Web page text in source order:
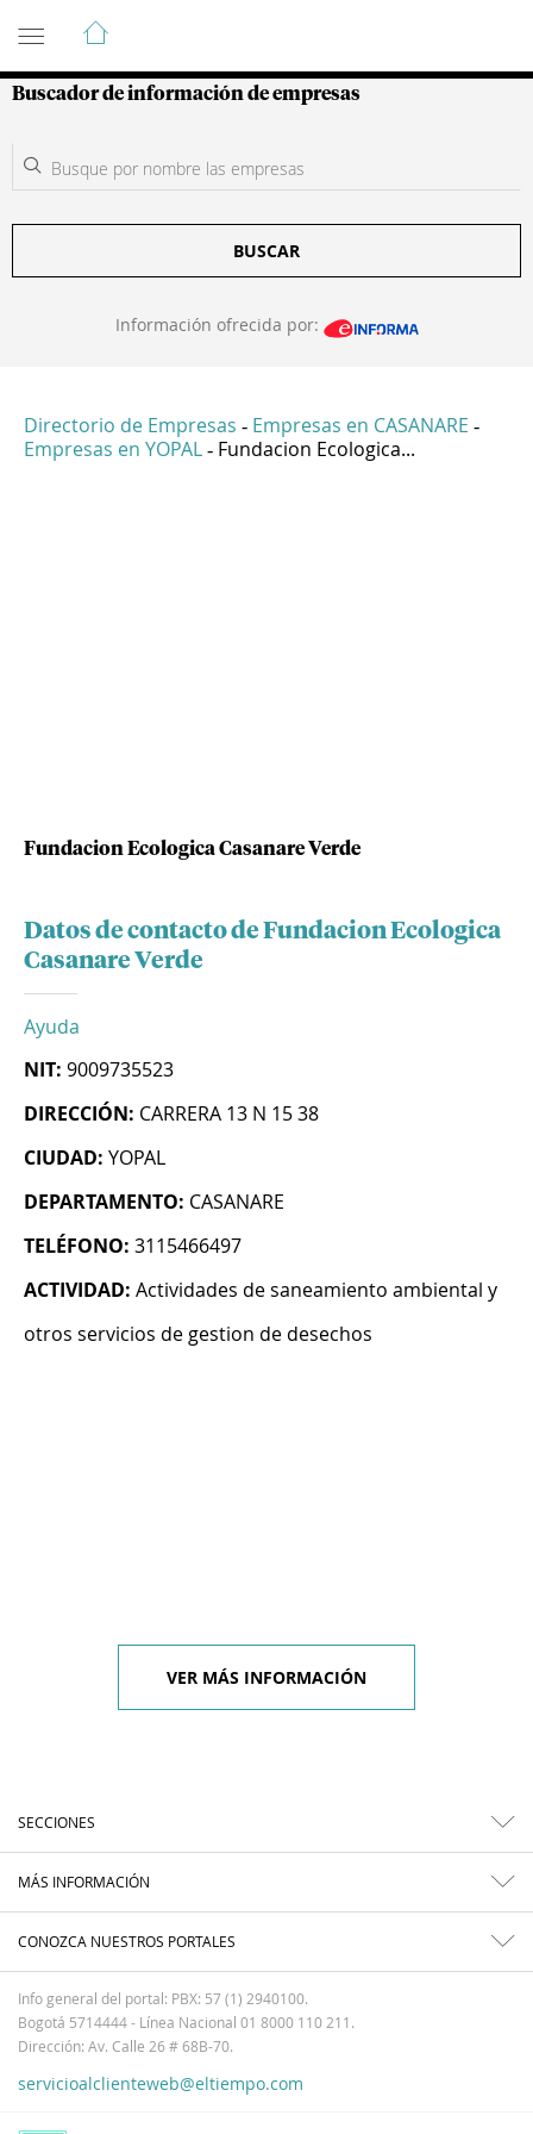
Guía de Empresas Colombianas
Buscador de información de empresas
BUSCAR
Información ofrecida por:
Directorio de Empresas - Empresas en CASANARE -
Empresas en YOPAL - Fundacion Ecologica...
Fundacion Ecologica Casanare Verde
Datos de contacto de Fundacion Ecologica
Casanare Verde
Ayuda
NIT: 9009735523
DIRECCIÓN: CARRERA 13 N 15 38
CIUDAD: YOPAL
DEPARTAMENTO: CASANARE
TELÉFONO: 3115466497
ACTIVIDAD: Actividades de saneamiento ambiental y
otros servicios de gestion de desechos
VER MÁS INFORMACIÓN
SECCIONES
MÁS INFORMACIÓN
CONOZCA NUESTROS PORTALES
Info general del portal: PBX: 57 (1) 2940100.
Bogotá 5714444 - Línea Nacional 01 8000 110 211.
Dirección: Av. Calle 26 # 68B-70.
servicioalclienteweb@eltiempo.com